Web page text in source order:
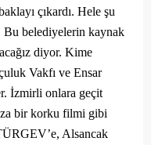
çıkardı. Hele şu
Bu belediyelerin kaynak
diyor. Kime
Vakfı ve Ensar
İzmirli onlara geçit
bir korku filmi gibi
Alsancak